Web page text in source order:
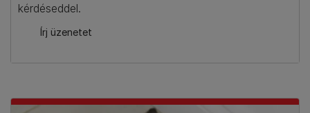
kérdéseddel.
Írj üzenetet